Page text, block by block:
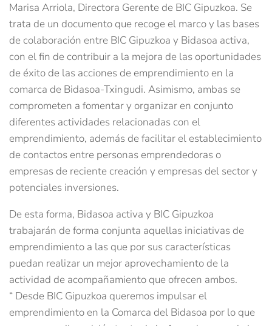
Marisa Arriola, Directora Gerente de BIC Gipuzkoa. Se
trata de un documento que recoge el marco y las bases
de colaboración entre BIC Gipuzkoa y Bidasoa activa,
con el fin de contribuir a la mejora de las oportunidades
de éxito de las acciones de emprendimiento en la
comarca de Bidasoa-Txingudi. Asimismo, ambas se
comprometen a fomentar y organizar en conjunto
diferentes actividades relacionadas con el
emprendimiento, además de facilitar el establecimiento
de contactos entre personas emprendedoras o
empresas de reciente creación y empresas del sector y
potenciales inversiones.
De esta forma, Bidasoa activa y BIC Gipuzkoa
trabajarán de forma conjunta aquellas iniciativas de
emprendimiento a las que por sus características
puedan realizar un mejor aprovechamiento de la
actividad de acompañamiento que ofrecen ambos.
“ Desde BIC Gipuzkoa queremos impulsar el
emprendimiento en la Comarca del Bidasoa por lo que